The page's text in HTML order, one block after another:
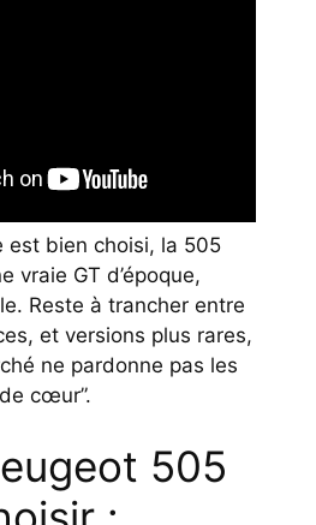
est bien choisi, la 505
vraie GT d’époque,
Reste à trancher entre
et versions plus rares,
ne pardonne pas les
cœur”.
505